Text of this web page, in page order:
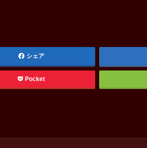
シェア
Pocket